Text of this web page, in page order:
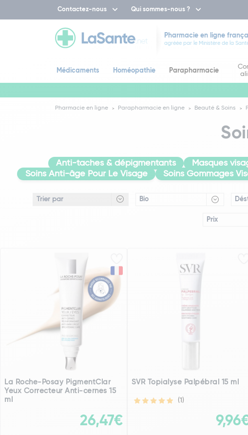
Contactez-nous Qui sommes-nous ?
Pharmacie en ligne
agréée par le Ministère de la
Médicaments Homéopathie Parapharmacie
Pharmacie en ligne Parapharmacie en ligne Beauté & Soins
Anti-taches & dépigmentants Masques
Soins Anti-âge Pour Le Visage
Soins Gommages
Bio
Prix
La Roche-Posay PigmentClar
Yeux Correcteur Anti-cernes 15
ml
26,47€
SVR Topialyse Palpébral 15 ml
(1)